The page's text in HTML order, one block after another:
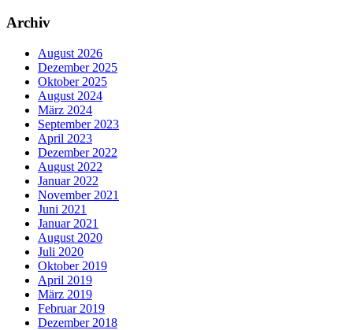
Archiv
August 2026
Dezember 2025
Oktober 2025
August 2024
März 2024
September 2023
April 2023
Dezember 2022
August 2022
Januar 2022
November 2021
Juni 2021
Januar 2021
August 2020
Juli 2020
Oktober 2019
April 2019
März 2019
Februar 2019
Dezember 2018